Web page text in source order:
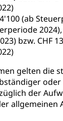
(ab
bzw. CHF
gelten die
der
allgemeinen
Tierschutz
und
Wildtiere
von
Heimtiere
Hunde
Testament,
Todesanzeige,
Erbenliste